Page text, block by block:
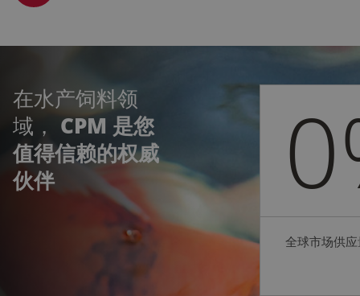
在水产饲料领
域， CPM 是您
值得信赖的权威
伙伴
0
全球市场供